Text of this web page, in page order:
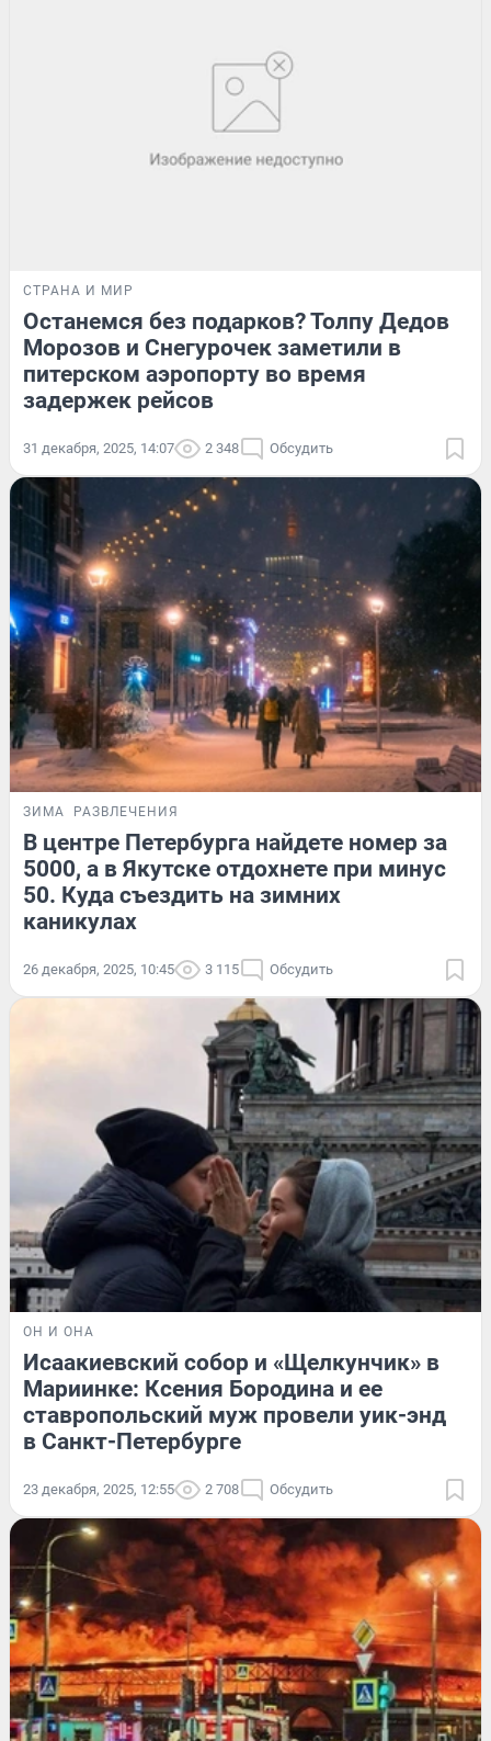
СТРАНА И МИР
Останемся без подарков? Толпу Дедов
Морозов и Снегурочек заметили в
питерском аэропорту во время
задержек рейсов
31 декабря, 2025, 14:07 2 348 Обсудить
ЗИМА РАЗВЛЕЧЕНИЯ
В центре Петербурга найдете номер за
5000, а в Якутске отдохнете при минус
50. Куда съездить на зимних
каникулах
26 декабря, 2025, 10:45 3 115 Обсудить
ОН И ОНА
Исаакиевский собор и «Щелкунчик» в
Мариинке: Ксения Бородина и ее
ставропольский муж провели уик-энд
в Санкт-Петербурге
23 декабря, 2025, 12:55 2 708 Обсудить